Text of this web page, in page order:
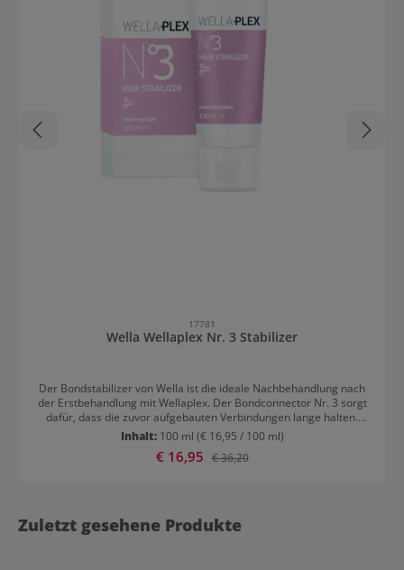
17781
Wella Wellaplex Nr. 3 Stabilizer
Der Bondstabilizer von Wella ist die ideale Nachbehandlung nach
der Erstbehandlung mit Wellaplex. Der Bondconnector Nr. 3 sorgt
dafür, dass die zuvor aufgebauten Verbindungen lange halten.
Wellaplex Nr. 3 stabilisiert das Haar nach dem Strukturaufbau.
Kann einmal wöchentlich angewendet werden. Anwendung: Nach
der Haarwäsche ins handtuchtrockene Haar vom Ansatz bis in die
Inhalt: 100 ml (€ 16,95 / 100 ml)
Verkaufspreis:
€ 16,95 Regulärer Preis:
€ 36,20
Zuletzt gesehene Produkte